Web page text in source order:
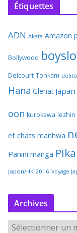
Étiquettes
ADN Akata Amazon
Bollywood
Delcourt-Tonkam
Hana Glenat
oon kurokawa lezhin
et chats manhwa
Panini manga Pika
Japon/HK 2016 Voyage
Archives